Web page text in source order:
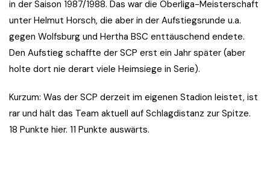
in der Saison 1987/1988. Das war die Oberliga-Meisterschaft
unter Helmut Horsch, die aber in der Aufstiegsrunde u.a.
gegen Wolfsburg und Hertha BSC enttäuschend endete.
Den Aufstieg schaffte der SCP erst ein Jahr später (aber
holte dort nie derart viele Heimsiege in Serie).
Kurzum: Was der SCP derzeit im eigenen Stadion leistet, ist
rar und hält das Team aktuell auf Schlagdistanz zur Spitze.
18 Punkte hier. 11 Punkte auswärts.